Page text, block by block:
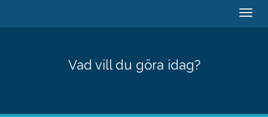
Vad vill du göra idag?